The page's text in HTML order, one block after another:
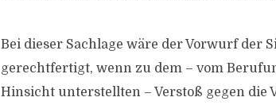
Bei dieser Sachlage wäre der Vorwurf der
gerechtfertigt, wenn zu dem – vom
Hinsicht unterstellten – Verstoß gegen die